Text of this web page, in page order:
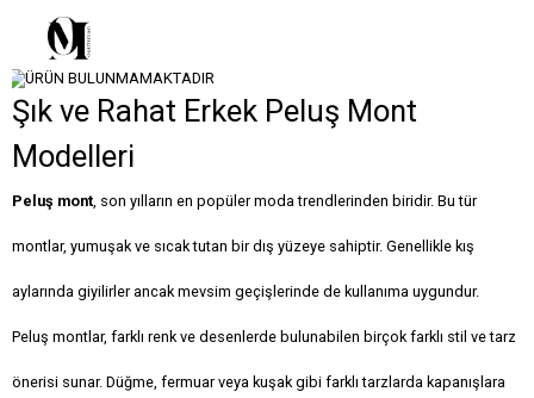
Şık ve Rahat Erkek Peluş Mont
Modelleri
Peluş mont, son yılların en popüler moda trendlerinden biridir. Bu tür
montlar, yumuşak ve sıcak tutan bir dış yüzeye sahiptir. Genellikle kış
aylarında giyilirler ancak mevsim geçişlerinde de kullanıma uygundur.
Peluş montlar, farklı renk ve desenlerde bulunabilen birçok farklı stil ve tarz
önerisi sunar. Düğme, fermuar veya kuşak gibi farklı tarzlarda kapanışlara